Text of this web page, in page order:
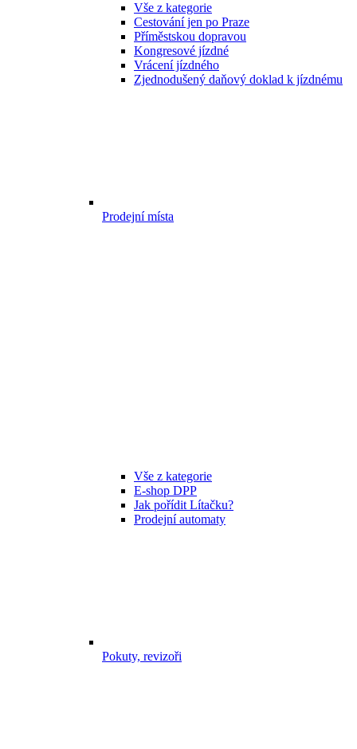
Vše z kategorie
Cestování jen po Praze
Příměstskou dopravou
Kongresové jízdné
Vrácení jízdného
Zjednodušený daňový doklad k jízdnému
Prodejní místa
Vše z kategorie
E-shop DPP
Jak pořídit Lítačku?
Prodejní automaty
Pokuty, revizoři